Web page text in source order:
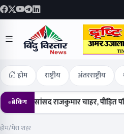
होम राष्ट्रीय अंतरराष्ट्रीय
ब्रेकिंग
सांसद राजकुमार चाहर, पीड़ित परिवार से
होम/मेरा शहर